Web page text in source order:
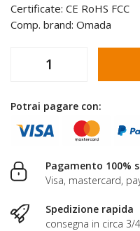
Certificate: CE RoHS FCC
Comp. brand: Omada
Potrai pagare con:
Pagamento 100%
Visa, mastercard,
Spedizione rapida
consegna in circa 3/